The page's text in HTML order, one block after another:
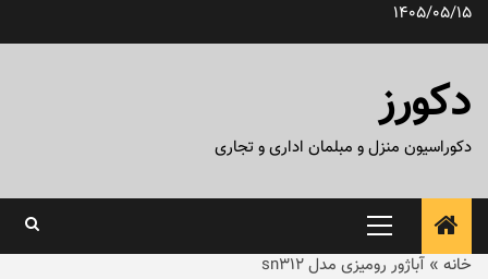
پرش1405/05/15
دکورز
دکوراسیون منزل و مبلمان اداری و تجاری
منوی
اصلی
خانه » آباژور رومیزی مدل sn312